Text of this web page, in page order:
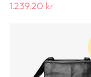
1.239,20 kr